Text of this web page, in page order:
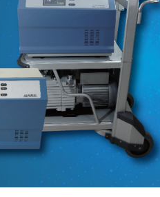
全密封件检漏
氟油检漏
计算工具
计算工具
标准下载
样册下载